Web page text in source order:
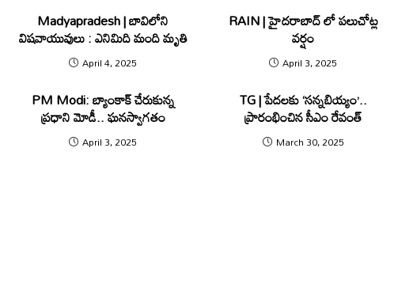
Madyapradesh | బావిలోని
విషవాయువులు : ఎనిమిది మంది మృతి
April 4, 2025
RAIN | హైదరాబాద్ లో పలుచోట్ల
వర్షం
April 3, 2025
PM Modi: బ్యాంకాక్ చేరుకున్న
ప్రధాని మోడీ.. ఘనస్వాగతం
April 3, 2025
TG | పేదలకు ‘సన్నబియ్యం’..
ప్రారంభించిన సీఎం రేవంత్
March 30, 2025